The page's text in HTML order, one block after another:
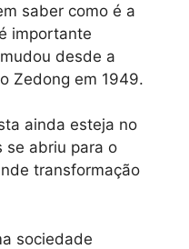
saber como é a
importante
desde a
Zedong em 1949.
ainda esteja no
se abriu para o
transformação
sociedade